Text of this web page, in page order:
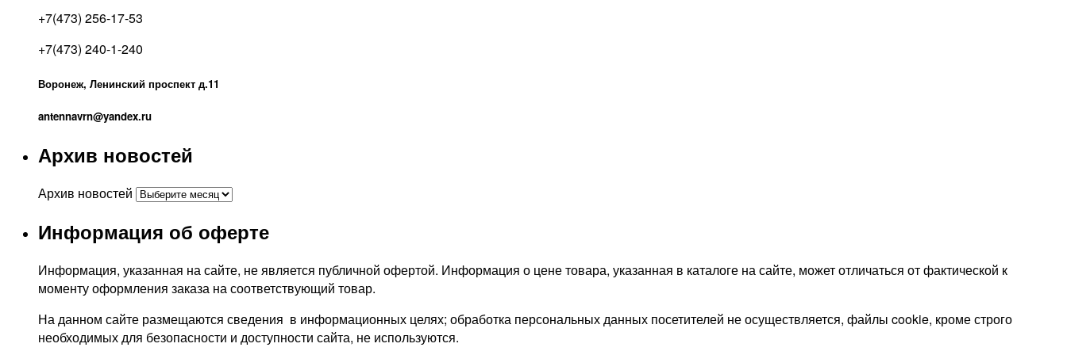
+7(473) 256-17-53
+7(473) 240-1-240
Воронеж, Ленинский проспект д.11
antennavrn@yandex.ru
Архив новостей
Архив новостей
Информация об оферте
Информация, указанная на сайте, не является публичной офертой. Информация о цене товара, указанная в каталоге на сайте, может отличаться от фактической к
моменту оформления заказа на соответствующий товар.
На данном сайте размещаются сведения в информационных целях; обработка персональных данных посетителей не осуществляется, файлы cookie, кроме строго
необходимых для безопасности и доступности сайта, не используются.